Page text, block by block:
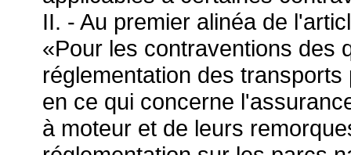
II. - Au premier alinéa de
«Pour les contraventions des
réglementation des
en ce qui concerne
à moteur et de leurs